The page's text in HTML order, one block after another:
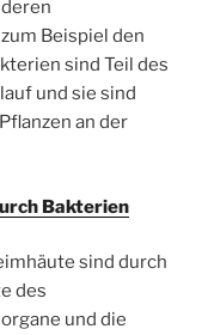
Beispiel den
sind Teil des
und sie sind
an der
Bakterien
sind durch
des
und die